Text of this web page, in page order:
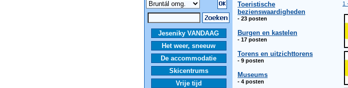
Jeseniky VANDAAG
Het weer, sneeuw
De accommodatie
Skicentrums
Vrije tijd
Toeristische
bezienswaardigheden
- 23 posten
Burgen en kastelen
- 17 posten
Torens en uitzichttorens
- 9 posten
Museums
- 4 posten
1